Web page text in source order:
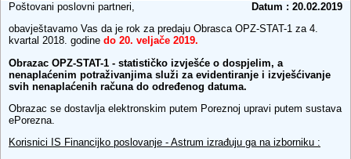
Datum : 20.02.2019
Poštovani poslovni partneri,
obavještavamo Vas da je rok za predaju Obrasca OPZ-STAT-1 za 4.
kvartal 2018. godine do 20. veljače 2019.
Obrazac OPZ-STAT-1 - statističko izvješće o dospjelim, a
nenaplaćenim potraživanjima služi za evidentiranje i izvješćivanje
svih nenaplaćenih računa do određenog datuma.
Obrazac se dostavlja elektronskim putem Poreznoj upravi putem sustava
ePorezna.
Korisnici IS Financijko poslovanje - Astrum izrađuju ga na izborniku :